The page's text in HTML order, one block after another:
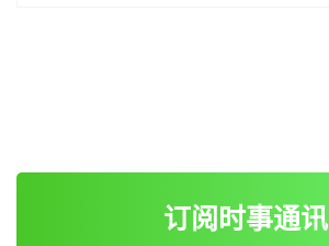
订阅时事通讯